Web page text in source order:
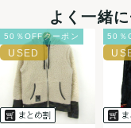
ネコポスの場合は日
ませ。
USED品に関しまし
よく一緒
50％OFFクーポン 50％